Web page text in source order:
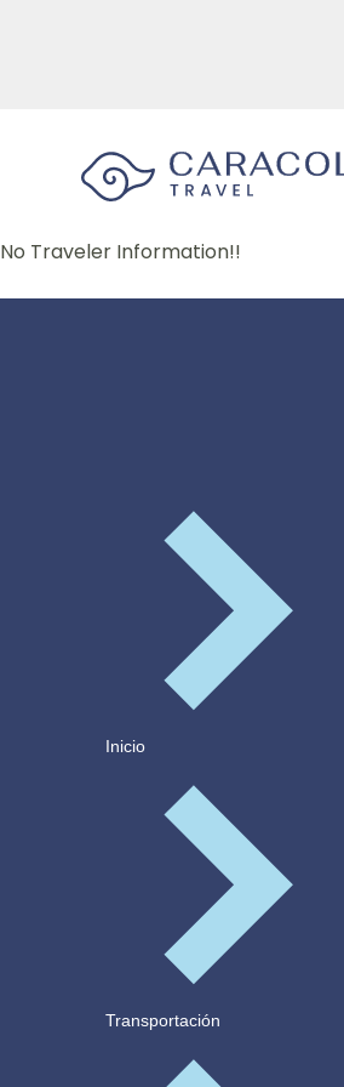
No Traveler Information!!
Inicio
Transportación